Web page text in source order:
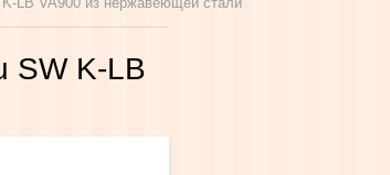
SW K-LB